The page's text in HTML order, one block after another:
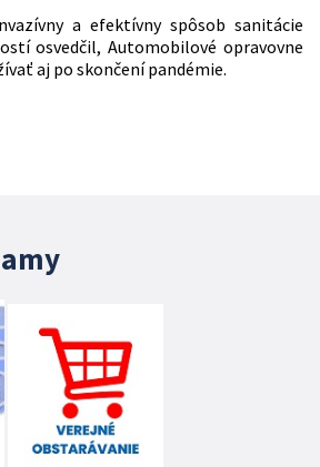
a efektívny spôsob sanitácie
osvedčil, Automobilové opravovne
aj po skončení pandémie.